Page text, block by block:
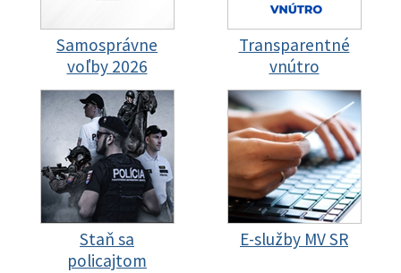
Samosprávne
voľby 2026
Transparentné
vnútro
Staň sa
policajtom
E-služby MV SR